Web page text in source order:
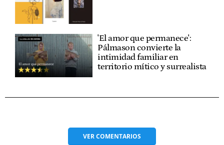
'El amor que permanece':
Pálmason convierte la
intimidad familiar en
territorio mítico y surrealista
VERCOMENTARIOS